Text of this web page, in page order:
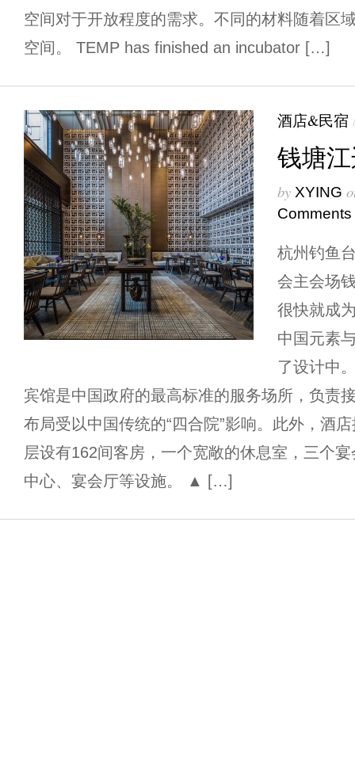
空间对于开放程度的需求。不同的材料随着区
空间。 TEMP has finished an incubator […]
酒店&民宿
钱塘
by XYING
Comments
杭州钓鱼
会主会场
很快就成
中国元素
了设计中
宾馆是中国政府的最高标准的服务场所，负责
布局受以中国传统的“四合院”影响。此外，酒
层设有162间客房，一个宽敞的休息室，三个
中心、宴会厅等设施。 ▲ […]